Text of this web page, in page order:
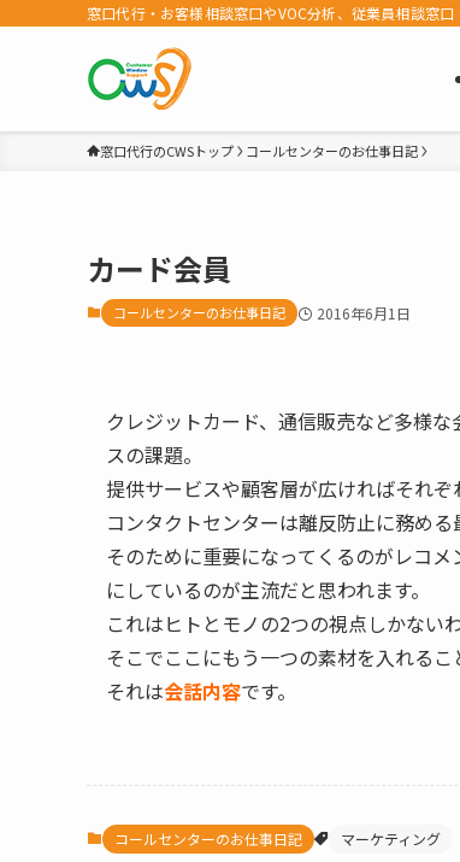
窓口代行・お客様相談窓口やVOC分析、従業員相談窓
窓口代行のCWSトップ コールセンターのお仕事日記
カード会員
コールセンターのお仕事日記 2016年6月1日
クレジットカード、通信販売など多様
スの課題。
提供サービスや顧客層が広ければそれ
コンタクトセンターは離反防止に務める
そのために重要になってくるのがレコ
にしているのが主流だと思われます。
これはヒトとモノの2つの視点しかない
そこでここにもう一つの素材を入れるこ
それは会話内容です。
コールセンターのお仕事日記 マーケティング